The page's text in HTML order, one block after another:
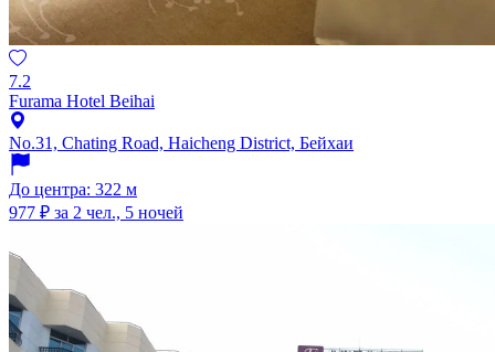
7.2
Furama Hotel Beihai
No.31, Chating Road, Haicheng District, Бейхаи
До центра: 322 м
977 ₽ за 2 чел., 5 ночей